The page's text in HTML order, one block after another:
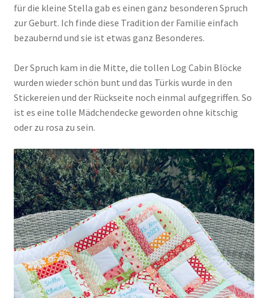
für die kleine Stella gab es einen ganz besonderen Spruch
zur Geburt. Ich finde diese Tradition der Familie einfach
bezaubernd und sie ist etwas ganz Besonderes.
Der Spruch kam in die Mitte, die tollen Log Cabin Blöcke
wurden wieder schön bunt und das Türkis wurde in den
Stickereien und der Rückseite noch einmal aufgegriffen. So
ist es eine tolle Mädchendecke geworden ohne kitschig
oder zu rosa zu sein.